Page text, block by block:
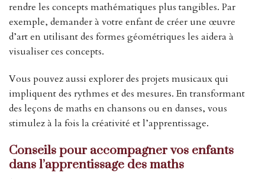
rendre les concepts mathématiques plus tangibles. Par
exemple, demander à votre enfant de créer une œuvre
d’art en utilisant des formes géométriques les aidera à
visualiser ces concepts.
Vous pouvez aussi explorer des projets musicaux qui
impliquent des rythmes et des mesures. En transformant
des leçons de maths en chansons ou en danses, vous
stimulez à la fois la créativité et l’apprentissage.
Conseils pour accompagner vos enfants
dans l’apprentissage des maths